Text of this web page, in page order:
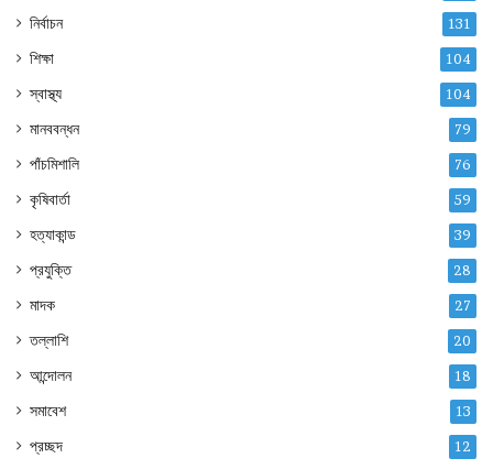
নির্বাচন 131
শিক্ষা 104
স্বাস্থ্য 104
মানববন্ধন 79
পাঁচমিশালি 76
কৃষিবার্তা 59
হত্যাকান্ড 39
প্রযুক্তি 28
মাদক 27
তল্লাশি 20
আন্দোলন 18
সমাবেশ 13
প্রচ্ছদ 12